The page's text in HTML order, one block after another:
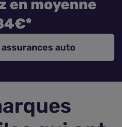
en moyenne
auto